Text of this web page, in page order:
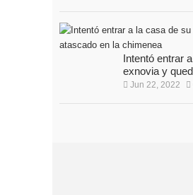
Intentó entrar
exnovia y
Jun 22, 2022